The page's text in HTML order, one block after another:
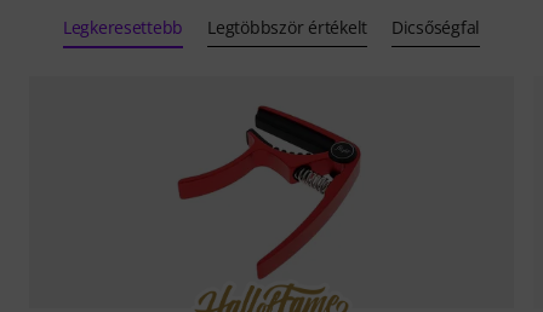
Legkeresettebb Legtöbbször értékelt Dicsőségfal